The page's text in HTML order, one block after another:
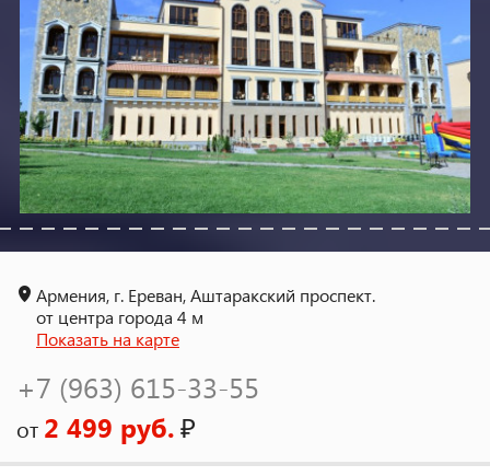
Армения, г. Ереван, Аштаракский проспект.
от центра города 4 м
Показать на карте
+7 (963) 615-33-55
от 2 499 руб.₽